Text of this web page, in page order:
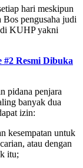
hari meskipun
pengusaha judi
di KUHP yakni
Resmi Dibuka
pidana penjara
banyak dua
izin:
kesempatan untuk
atau dengan
itu;